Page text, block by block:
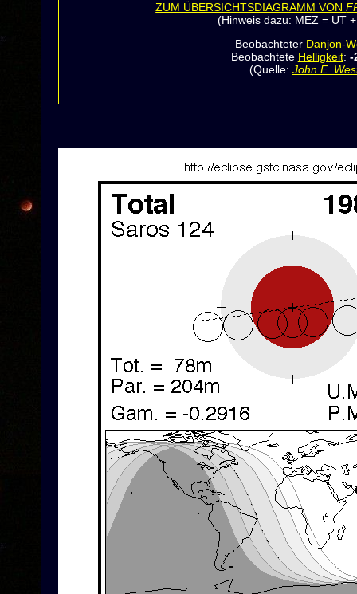
ZUM ÜBERSICHTSDIAGRAMM VON
(Hinweis dazu: MEZ = UT
Beobachteter Danjon-
Beobachtete Helligkeit: -
(Quelle: John E.